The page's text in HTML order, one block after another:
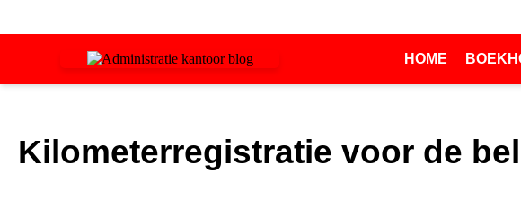
HOME
Kilometerregistratie voor de